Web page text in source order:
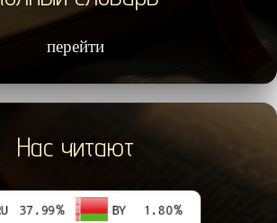
перейти
Нас читают